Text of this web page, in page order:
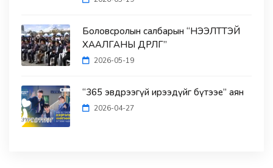
Боловсролын салбарын “НЭЭЛТТЭЙ
ХААЛГАНЫ ӨДӨРЛӨГ”
2026-05-19
“365 эвдрээгүй ирээдүйг бүтээе” аян
2026-04-27